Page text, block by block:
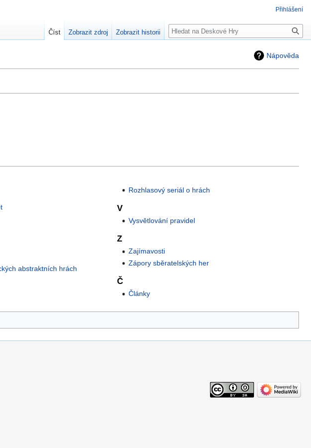
Nápověda
abstraktních hrách
Rozhlasový seriál o hrách
V
Vysvětlování pravidel
Z
Zajímavosti
Zápory sběratelských her
Č
Články
Přihlášení
Číst Zobrazit zdroj Zobrazit historii Hledat